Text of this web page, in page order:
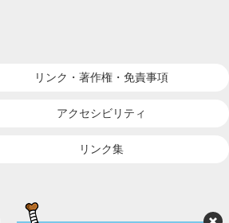
リンク・著作権・ 免責事項
アクセシビリティ
リンク集